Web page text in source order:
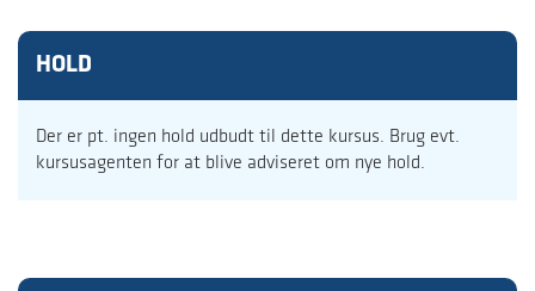
HOLD
Der er pt. ingen hold udbudt til dette kursus. Brug evt.
kursusagenten for at blive adviseret om nye hold.